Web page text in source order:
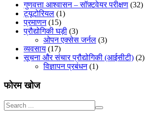
गुणवत्ता आश्वासन – सॉफ़्टवेयर परीक्षण (32)
ट्यूटोरियल (1)
प्रमाणन(15)
प्रौद्योगिकी घड़ी (3)
ओपन एक्सेस जर्नल (3)
व्यवसाय (17)
सूचना और संचार प्रौद्योगिकी (आईसीटी) (2)
विज्ञापन प्रबंधन(1)
फोरम खोज